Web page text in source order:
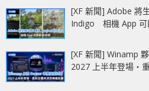
[XF 新聞] Adobe 將
Indigo 相機 App 可
[XF 新聞] Winamp
2027 上半年登場‧